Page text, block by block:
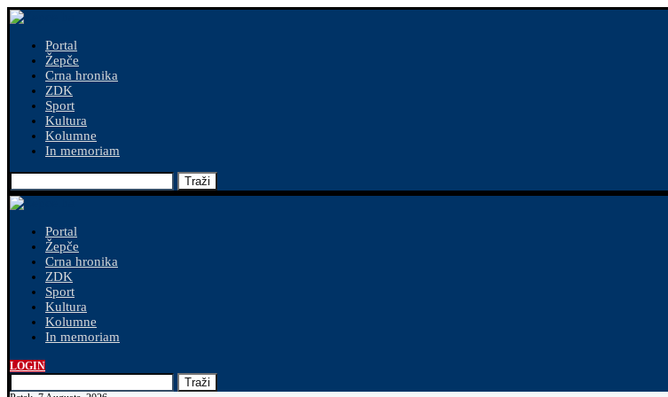
Portal
Žepče
Crna hronika
ZDK
Sport
Kultura
Kolumne
In memoriam
Traži
Portal
Žepče
Crna hronika
ZDK
Sport
Kultura
Kolumne
In memoriam
LOGIN
Traži